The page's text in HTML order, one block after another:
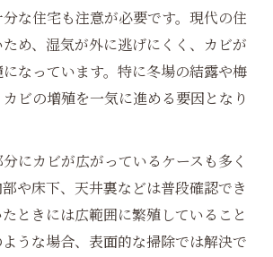
な住宅も注意が必要です。現代の住
め、湿気が外に逃げにくく、カビが
なっています。特に冬場の結露や梅
ビの増殖を一気に進める要因となり
にカビが広がっているケースも多く
や床下、天井裏などは普段確認でき
ときには広範囲に繁殖していること
うな場合、表面的な掃除では解決で